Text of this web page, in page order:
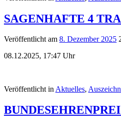
SAGENHAFTE 4
Veröffentlicht am 8. Dezember 2025
08.12.2025, 17:47 Uhr
Veröffentlicht inAktuelles,